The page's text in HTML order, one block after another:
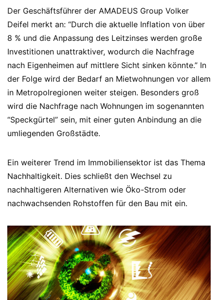
Der Geschäftsführer der AMADEUS Group Volker
Deifel merkt an: “Durch die aktuelle Inflation von über
8 % und die Anpassung des Leitzinses werden große
Investitionen unattraktiver, wodurch die Nachfrage
nach Eigenheimen auf mittlere Sicht sinken könnte.” In
der Folge wird der Bedarf an Mietwohnungen vor allem
in Metropolregionen weiter steigen. Besonders groß
wird die Nachfrage nach Wohnungen im sogenannten
“Speckgürtel” sein, mit einer guten Anbindung an die
umliegenden Großstädte.
Ein weiterer Trend im Immobiliensektor ist das Thema
Nachhaltigkeit. Dies schließt den Wechsel zu
nachhaltigeren Alternativen wie Öko-Strom oder
nachwachsenden Rohstoffen für den Bau mit ein.